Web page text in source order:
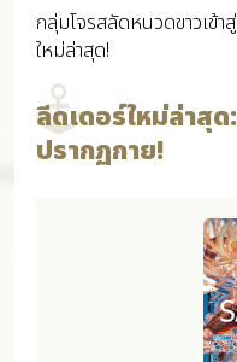
กลุ่มโจรสลัดหนวดขาวเข้
ใหม่ล่าสุด!
ลีดเดอร์ใหม่ล่า
ปรากฏกาย!